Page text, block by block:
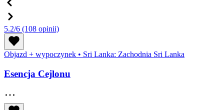
5.2/6 (108 opinii)
Objazd + wypoczynek • Sri Lanka: Zachodnia Sri Lanka
Esencja Cejlonu